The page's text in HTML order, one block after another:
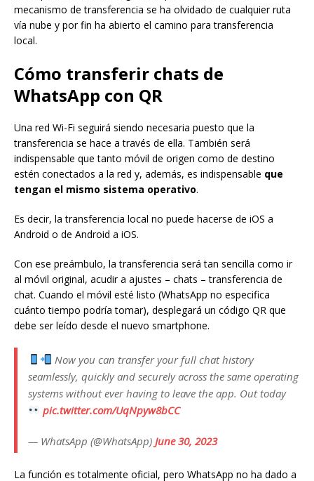
mecanismo de transferencia se ha olvidado de cualquier ruta
vía nube y por fin ha abierto el camino para transferencia
local.
Cómo transferir chats de
WhatsApp con QR
Una red Wi-Fi seguirá siendo necesaria puesto que la
transferencia se hace a través de ella. También será
indispensable que tanto móvil de origen como de destino
estén conectados a la red y, además, es indispensable que
tengan el mismo sistema operativo.
Es decir, la transferencia local no puede hacerse de iOS a
Android o de Android a iOS.
Con ese preámbulo, la transferencia será tan sencilla como ir
al móvil original, acudir a ajustes – chats – transferencia de
chat. Cuando el móvil esté listo (WhatsApp no especifica
cuánto tiempo podría tomar), desplegará un código QR que
debe ser leído desde el nuevo smartphone.
Now you can transfer your full chat history
seamlessly, quickly and securely across the same operating
systems without ever having to leave the app. Out today
pic.twitter.com/UqNpyw8bCC
— WhatsApp (@WhatsApp) June 30, 2023
La función es totalmente oficial, pero WhatsApp no ha dado a